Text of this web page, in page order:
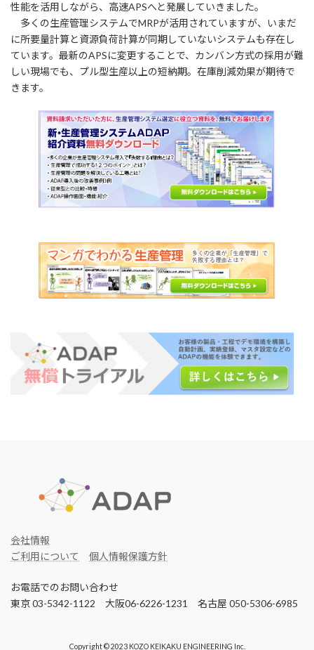
性能を活用しながら、高速APSへと発展していきました。
多くの生産管理システムでMRPが活用されていますが、いまだ
に所要量計算と資源負荷計算が同期していないシステムも存在し
ています。最新のAPSに変更することで、カンバン方式の採用が難
しい現場でも、プル型生産以上の短納期。在庫削減効果が期待で
きます。
会社情報
ご利用について
個人情報保護方針
お電話でのお問い合わせ
東京 03-5342-1122 大阪06-6226-1231 名古屋 050-5306-6985
Copyright © 2023 KOZO KEIKAKU ENGINEERING Inc.